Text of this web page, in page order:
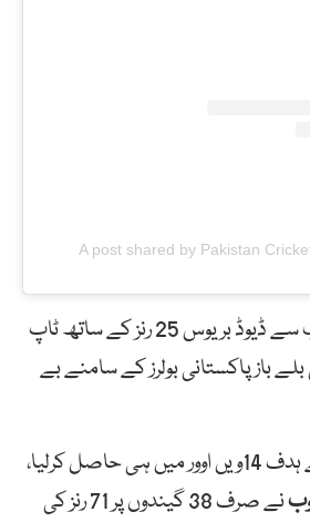
A post shared by Pakistan
جنوبی افریقہ کی جانب سے ڈیوڈ بریوس 25 رنز کے ساتھ ٹاپ
باز پاکستانی بولرز کے سامنے بے
جواب میں پاکستان نے ہدف 14ویں اوور میں ہی حاصل کرلیا،
نے صرف 38 گیندوں پر 71 رنز کی